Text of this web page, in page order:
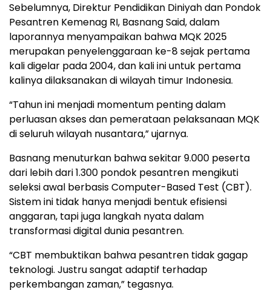
Sebelumnya, Direktur Pendidikan Diniyah dan Pondok
Pesantren Kemenag RI, Basnang Said, dalam
laporannya menyampaikan bahwa MQK 2025
merupakan penyelenggaraan ke-8 sejak pertama
kali digelar pada 2004, dan kali ini untuk pertama
kalinya dilaksanakan di wilayah timur Indonesia.
“Tahun ini menjadi momentum penting dalam
perluasan akses dan pemerataan pelaksanaan MQK
di seluruh wilayah nusantara,” ujarnya.
Basnang menuturkan bahwa sekitar 9.000 peserta
dari lebih dari 1.300 pondok pesantren mengikuti
seleksi awal berbasis Computer-Based Test (CBT).
Sistem ini tidak hanya menjadi bentuk efisiensi
anggaran, tapi juga langkah nyata dalam
transformasi digital dunia pesantren.
“CBT membuktikan bahwa pesantren tidak gagap
teknologi. Justru sangat adaptif terhadap
perkembangan zaman,” tegasnya.